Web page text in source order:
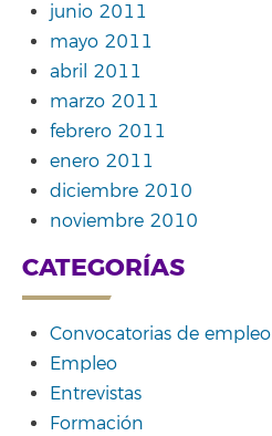
junio 2011
mayo 2011
abril 2011
marzo 2011
febrero 2011
enero 2011
diciembre 2010
noviembre 2010
CATEGORÍAS
Convocatorias de empleo
Empleo
Entrevistas
Formación